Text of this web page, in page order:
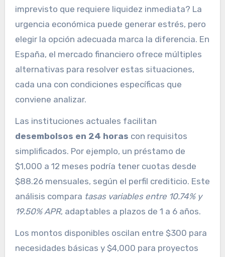
imprevisto que requiere liquidez inmediata? La
urgencia económica puede generar estrés, pero
elegir la opción adecuada marca la diferencia. En
España, el mercado financiero ofrece múltiples
alternativas para resolver estas situaciones,
cada una con condiciones específicas que
conviene analizar.
Las instituciones actuales facilitan
desembolsos en 24 horas con requisitos
simplificados. Por ejemplo, un préstamo de
$1,000 a 12 meses podría tener cuotas desde
$88.26 mensuales, según el perfil crediticio. Este
análisis compara tasas variables entre 10.74% y
19.50% APR, adaptables a plazos de 1 a 6 años.
Los montos disponibles oscilan entre $300 para
necesidades básicas y $4,000 para proyectos